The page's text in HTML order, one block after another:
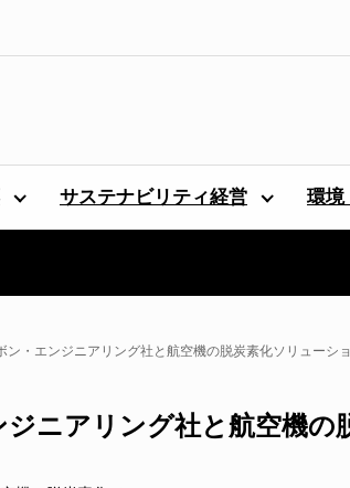
サステナビリティ経営 環境
ン・エンジニアリング社と航空機の脱炭素化ソリューシ
ニアリング社と航空機の